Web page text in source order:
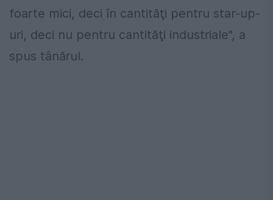
foarte mici, deci în cantităţi pentru star-up-
uri, deci nu pentru cantităţi industriale", a
spus tânărul.